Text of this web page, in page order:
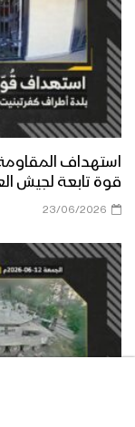
قوة تابعة لجيش
23/06/2026